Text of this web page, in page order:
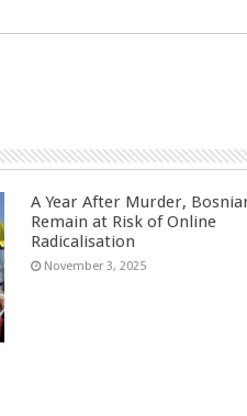
A Year After Murder,
Remain at Risk of Online
Radicalisation
November 3, 2025